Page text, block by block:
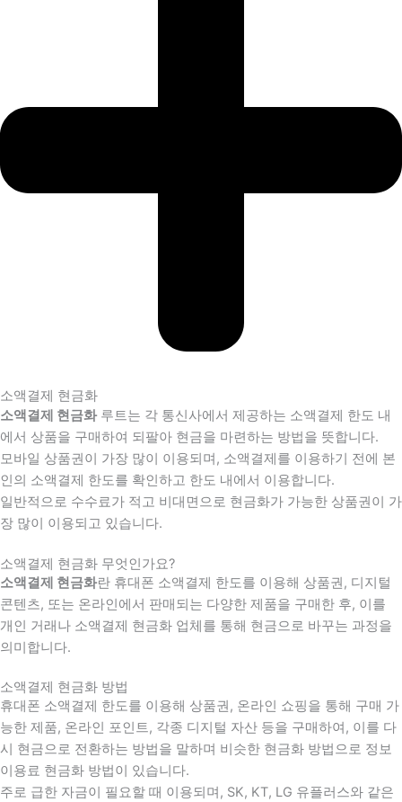
소액결제 현금화
소액결제 현금화루트는 각 통신사에서 제공하는 소액결제 한도 내
에서 상품을 구매하여 되팔아 현금을 마련하는 방법을 뜻합니다.
모바일 상품권이 가장 많이 이용되며, 소액결제를 이용하기 전에 본
인의 소액결제 한도를 확인하고 한도 내에서 이용합니다.
일반적으로 수수료가 적고 비대면으로 현금화가 가능한 상품권이 가
장 많이 이용되고 있습니다.
소액결제 현금화 무엇인가요?
소액결제 현금화란 휴대폰 소액결제 한도를 이용해 상품권, 디지털
콘텐츠, 또는 온라인에서 판매되는 다양한 제품을 구매한 후, 이를
개인 거래나 소액결제 현금화 업체를 통해 현금으로 바꾸는 과정을
의미합니다.
소액결제 현금화 방법
휴대폰 소액결제 한도를 이용해 상품권, 온라인 쇼핑을 통해 구매 가
능한 제품, 온라인 포인트, 각종 디지털 자산 등을 구매하여, 이를 다
시 현금으로 전환하는 방법을 말하며 비슷한 현금화 방법으로 정보
이용료 현금화 방법이 있습니다.
주로 급한 자금이 필요할 때 이용되며, SK, KT, LG 유플러스와 같은